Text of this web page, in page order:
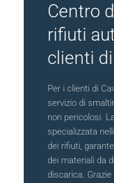
Centro
rifiuti
clienti
Per i clienti di
servizio di
non pericolosi.
specializzata
dei rifiuti,
dei materiali da
discarica.